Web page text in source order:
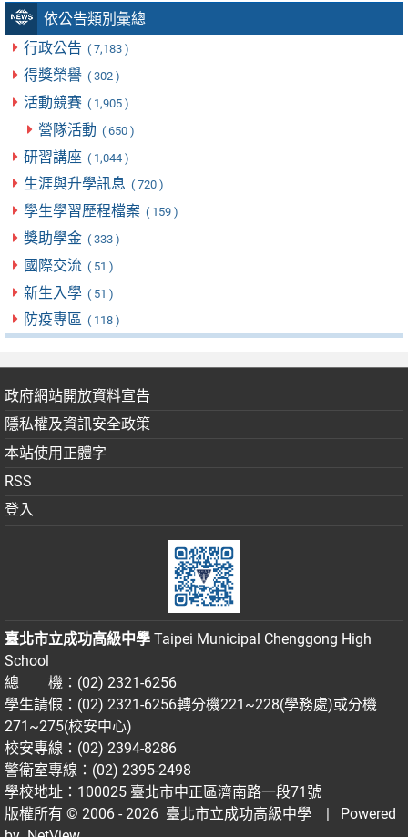
依公告類別彙總
行政公告 ( 7,183 )
得獎榮譽 ( 302 )
活動競賽 ( 1,905 )
營隊活動 ( 650 )
研習講座 ( 1,044 )
生涯與升學訊息 ( 720 )
學生學習歷程檔案 ( 159 )
獎助學金 ( 333 )
國際交流 ( 51 )
新生入學 ( 51 )
防疫專區 ( 118 )
政府網站開放資料宣告
隱私權及資訊安全政策
本站使用正體字
RSS
登入
臺北市立成功高級中學 Taipei Municipal Chenggong High
School
總 機：(02) 2321-6256
學生請假：(02) 2321-6256轉分機221~228(學務處)或分機
271~275(校安中心)
校安專線：(02) 2394-8286
警衛室專線：(02) 2395-2498
學校地址：100025 臺北市中正區濟南路一段71號
版權所有 © 2006 - 2026 臺北市立成功高級中學
| Powered